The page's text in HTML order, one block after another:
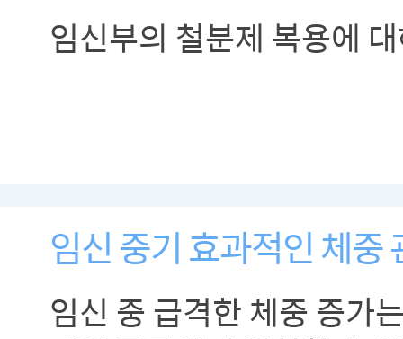
임신부의 철분제 복용에
임신 중기 효과적인 체중
임신 중 급격한 체중 증가